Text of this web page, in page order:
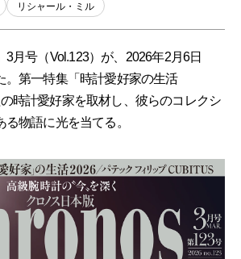
リシャール・ミル
3月号（Vol.123）が、2026年2月6日
。第一特集「時計愛好家の生活
時計愛好家を取材し、彼らのコレクシ
物語に光を当てる。